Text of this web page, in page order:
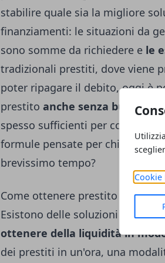
Cookie
stabilire quale sia la migliore
finanziamenti: le situazioni da
sono somme da richiedere e le
tradizionali prestiti, dove viene
poter ripagare il debito, oggi è
prestito anche senza busta
spesso sufficienti per coprire
formule pensate per chi ha la
brevissimo tempo?
Come ottenere prestito in
Esistono delle soluzioni
ottenere della liquidità in
dei prestiti in un'ora, una